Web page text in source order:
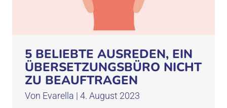
5 BELIEBTE AUSREDEN, EIN
ÜBERSETZUNGSBÜRO NICHT
ZU BEAUFTRAGEN
Von Evarella | 4. August 2023